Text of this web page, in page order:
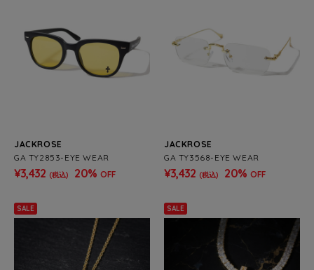
JACKROSE
GA TY2853-EYE WEAR
¥3,432 (税込) 20% OFF
JACKROSE
GA TY3568-EYE WEAR
¥3,432 (税込) 20% OFF
SALE SALE